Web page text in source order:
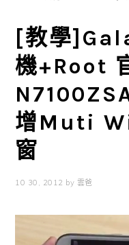
[教學
機+Root
增Muti
窗
10 30, 2012 by 雲爸